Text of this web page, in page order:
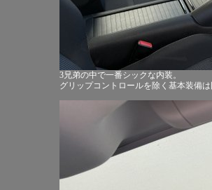
3兄弟の中で一番シックな内装。
グリップコントロールを除く基本装備